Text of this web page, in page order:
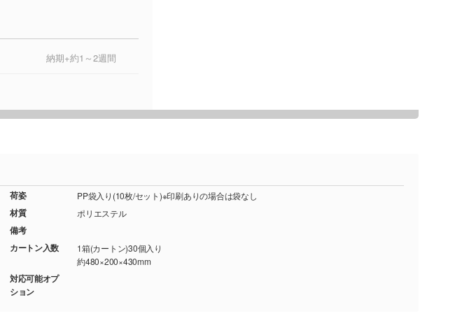
納期+約1～2週間
荷姿 PP袋入り(10枚/セット)※印刷ありの場合は袋なし
材質 ポリエステル
備考
カートン入数
1箱(カートン)30個入り
約480×200×430mm
対応可能オプ
ション